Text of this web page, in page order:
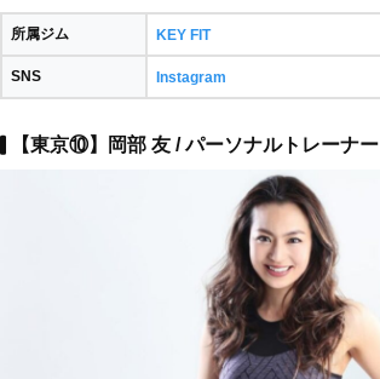
所属ジム KEY FIT
SNS Instagram
【東京⑩】岡部 友 / パーソナルトレーナー